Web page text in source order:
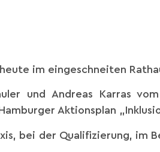
im eingeschneiten
und Andreas Karras
Aktionsplan
bei der Qualifizierung, im